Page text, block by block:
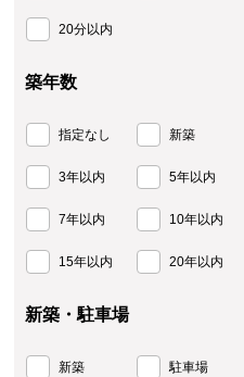
20分以内
築年数
指定なし 新築
3年以内 5年以内
7年以内 10年以内
15年以内 20年以内
新築・駐車場
新築 駐車場